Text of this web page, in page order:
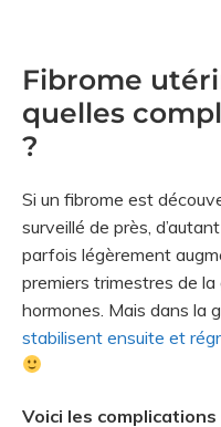
Fibrome
quelles
?
Si un fibrome est
surveillé de près,
parfois légèrement
premiers trimestres de la
hormones. Mais dans la
stabilisent ensuite et
Voici les